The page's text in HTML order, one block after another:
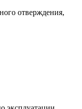
отверждения,